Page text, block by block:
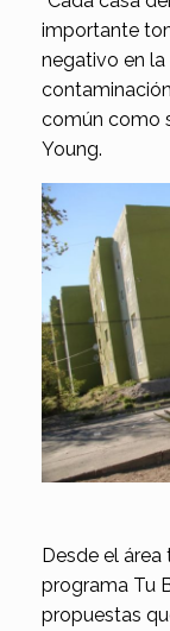
importante
negativo en
común como
Young.
Desde el
programa Tu
propuestas